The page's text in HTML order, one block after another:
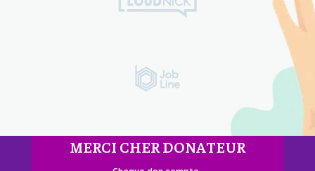
MERCI CHER DONATEUR